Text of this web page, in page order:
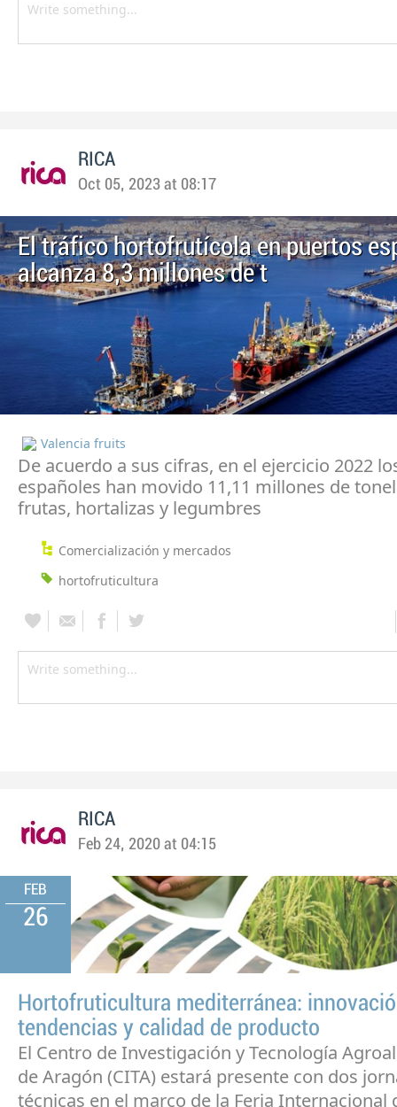
RICA
Oct 05, 2023 at 08:17
El tráfico hortofrutícola en puertos
alcanza 8,3 millones de t
Valencia fruits
De acuerdo a sus cifras, en el ejercicio 2022
españoles han movido 11,11 millones de
frutas, hortalizas y legumbres
Comercialización y mercados
hortofruticultura
RICA
Feb 24, 2020 at 04:15
FEB
26
Hortofruticultura mediterránea:
tendencias y calidad de producto
El Centro de Investigación y Tecnología
de Aragón (CITA) estará presente con dos
técnicas en el marco de la Feria Internacional